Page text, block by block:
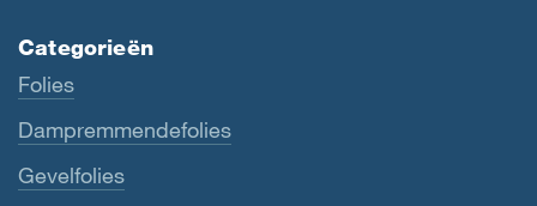
Categorieën
Folies
Dampremmendefolies
Gevelfolies